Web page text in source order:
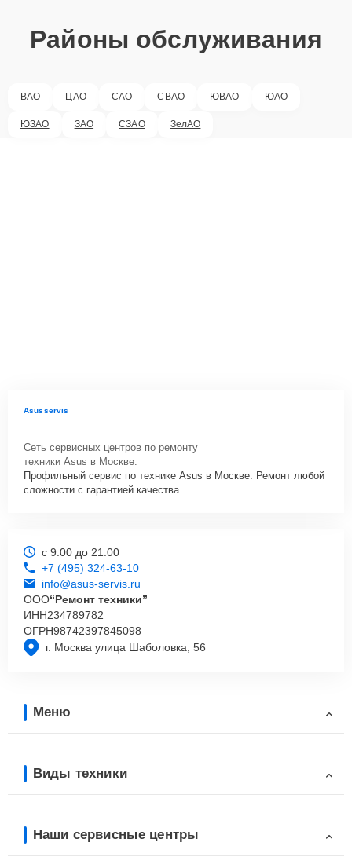
Районы обслуживания
ВАО ЦАО САО СВАО ЮВАО ЮАО
ЮЗАО ЗАО СЗАО ЗелАО
Asusservis
Сеть сервисных центров по ремонту
техники Asus в Москве.
Профильный сервис по технике Asus в Москве. Ремонт любой
сложности с гарантией качества.
г. Москва улица Шаболовка, 56
с 9:00 до 21:00
+7 (495) 324-63-10
info@asus-servis.ru
ООО“Ремонт техники”
ИНН234789782
ОГРН98742397845098
Меню
Виды техники
Наши сервисные центры